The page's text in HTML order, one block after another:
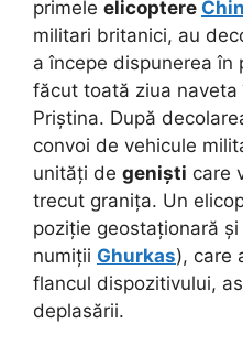
primele elicoptere
militari britanici, au
a începe dispunerea în
făcut toată ziua
Priștina. După
convoi de vehicule
unități de geniști care
trecut granița. Un
poziție geostaționară
numiții Ghurkas), care
flancul dispozitivului,
deplasării.